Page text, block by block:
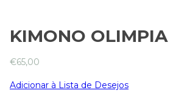
KIMONO OLIMPIA
€65,00
Adicionar à Lista de Desejos